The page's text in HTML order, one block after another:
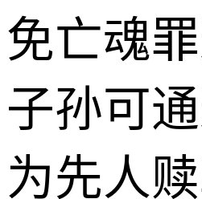
免亡魂
子孙可
为先人